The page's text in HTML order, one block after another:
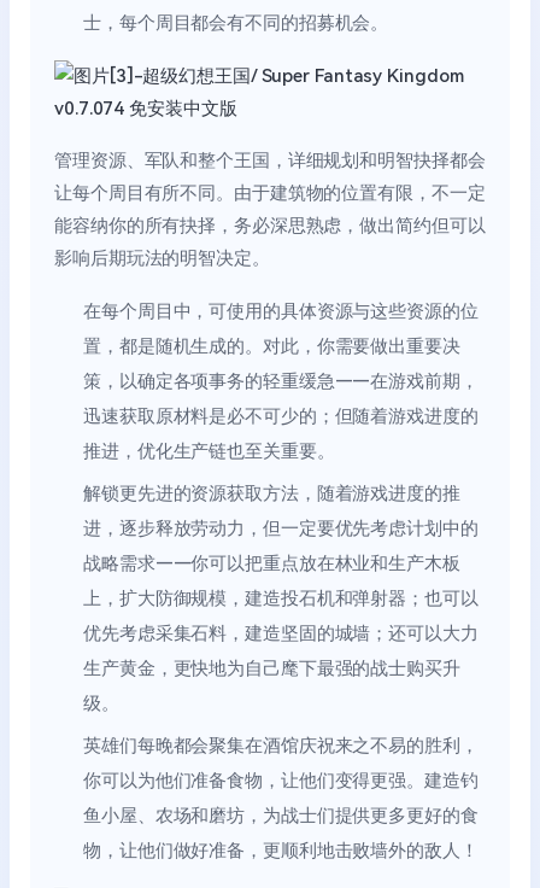
士，每个周目都会有不同的招募机会。
管理资源、军队和整个王国，详细规划和明智抉择都会
让每个周目有所不同。由于建筑物的位置有限，不一定
能容纳你的所有抉择，务必深思熟虑，做出简约但可以
影响后期玩法的明智决定。
在每个周目中，可使用的具体资源与这些资源的位
置，都是随机生成的。对此，你需要做出重要决
策，以确定各项事务的轻重缓急——在游戏前期，
迅速获取原材料是必不可少的；但随着游戏进度的
推进，优化生产链也至关重要。
解锁更先进的资源获取方法，随着游戏进度的推
进，逐步释放劳动力，但一定要优先考虑计划中的
战略需求——你可以把重点放在林业和生产木板
上，扩大防御规模，建造投石机和弹射器；也可以
优先考虑采集石料，建造坚固的城墙；还可以大力
生产黄金，更快地为自己麾下最强的战士购买升
级。
英雄们每晚都会聚集在酒馆庆祝来之不易的胜利，
你可以为他们准备食物，让他们变得更强。建造钓
鱼小屋、农场和磨坊，为战士们提供更多更好的食
物，让他们做好准备，更顺利地击败墙外的敌人！